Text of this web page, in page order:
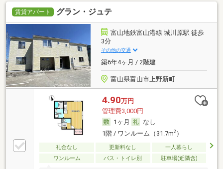
賃貸アパート グラン・ジュテ
富山地鉄富山港線 城川原駅 徒歩
3分
その他の交通
築6年4ヶ月 / 2階建
富山県富山市上野新町
4.90万円
管理費3,000円
1ヶ月
なし
1階 / ワンルーム（31.7m2）
礼金なし 更新料なし
一人暮らし
ワンルーム
バス・トイレ別 駐車場(近隣含)